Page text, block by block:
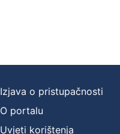
Izjava o pristupačnosti
O portalu
Uvjeti korištenja